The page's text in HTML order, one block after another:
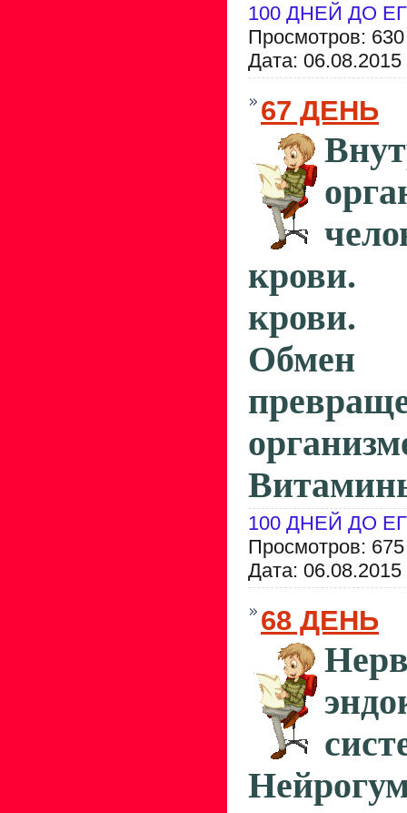
100 ДНЕЙ ДО
Просмотров:
Дата: 06.08.2015
67 ДЕНЬ
крови.
крови.
Обмен
100 ДНЕЙ ДО
Просмотров:
Дата: 06.08.2015
68 ДЕНЬ